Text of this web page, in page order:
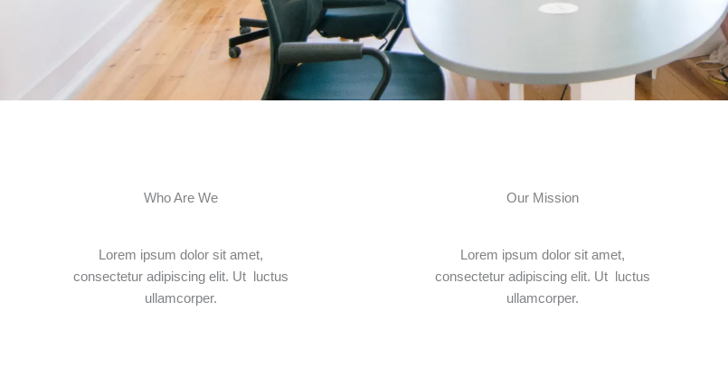
Who Are We
Lorem ipsum dolor sit amet,
consectetur adipiscing elit. Ut luctus
ullamcorper.
Our Mission
Lorem ipsum dolor sit amet,
consectetur adipiscing elit. Ut luctus
ullamcorper.